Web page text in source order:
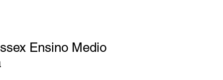
Ensino Medio